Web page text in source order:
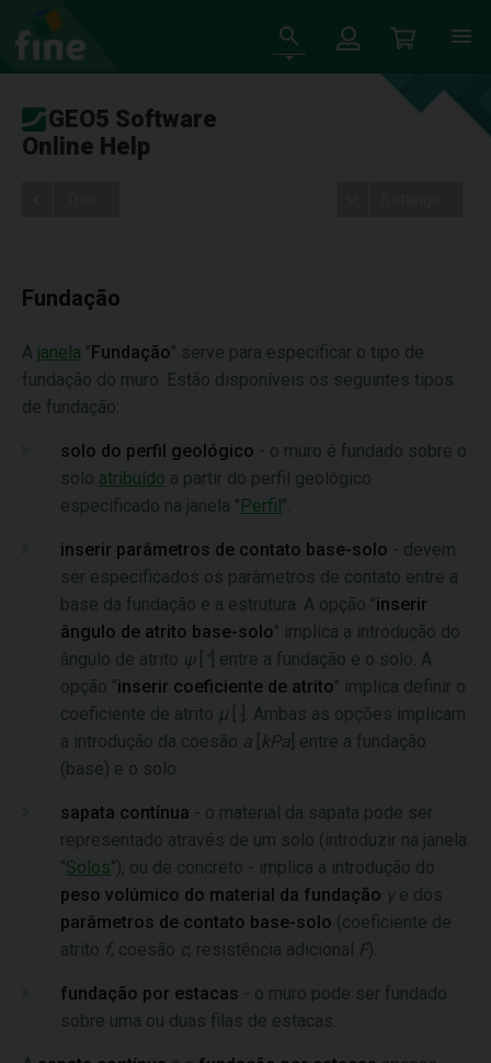
GEO5 Software
Online Help
Fundação
A janela "Fundação" serve para especificar o tipo de
fundação do muro. Estão disponíveis os seguintes tipos
de fundação:
solo do perfil geológico - o muro é fundado sobre o
solo atribuído a partir do perfil geológico
especificado na janela "Perfil".
inserir parâmetros de contato base-solo - devem
ser especificados os parâmetros de contato entre a
base da fundação e a estrutura. A opção "inserir
ângulo de atrito base-solo" implica a introdução do
ângulo de atrito ψ
] entre a fundação e o solo. A
opção "inserir coeficiente de atrito" implica definir o
coeficiente de atrito μ
]. Ambas as opções implicam
a introdução da coesão a kPa ] entre a fundação
(base) e o solo.
sapata contínua - o material da sapata pode ser
representado através de um solo (introduzir na janela
"Solos"), ou de concreto - implica a introdução do
peso volúmico do material da fundação γe dos
parâmetros de contato base-solo (coeficiente de
atrito f, coesão c, resistência adicional F).
fundação por estacas - o muro pode ser fundado
sobre uma ou duas filas de estacas.